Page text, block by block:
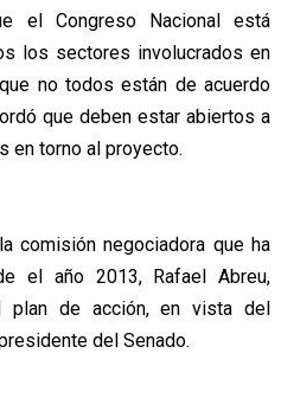
el Congreso Nacional está
los sectores involucrados en
no todos están de acuerdo
que deben estar abiertos a
en torno al proyecto.
comisión negociadora que ha
el año 2013, Rafael Abreu,
plan de acción, en vista del
del Senado.